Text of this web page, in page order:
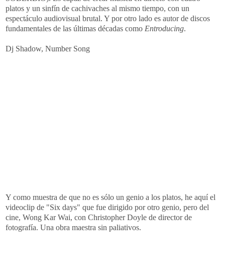
platos y un sinfín de cachivaches al mismo tiempo, con un
espectáculo audiovisual brutal. Y por otro lado es autor de discos
fundamentales de las últimas décadas como Entroducing.
Dj Shadow, Number Song
Y como muestra de que no es sólo un genio a los platos, he aquí el
videoclip de "Six days" que fue dirigido por otro genio, pero del
cine, Wong Kar Wai, con Christopher Doyle de director de
fotografía. Una obra maestra sin paliativos.